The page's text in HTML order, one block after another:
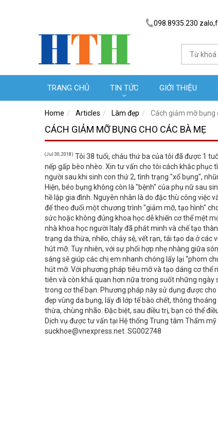
098.8935.230
TRANG CHỦ TIN TỨC GIỚI THIỆU
Home Articles Làm đẹp Cách giảm mỡ bụng
CÁCH GIẢM MỠ BỤNG CHO CÁC BÀ MẸ
(Jul 30, 2018) Tôi 38 tuổi, cháu thứ ba của tôi đã được 1
nếp gấp bèo nhèo. Xin tư vấn cho tôi cách khắc phục
người sau khi sinh con thứ 2, tình trạng "xổ bụng",
Hiện, béo bụng không còn là "bệnh" của phụ nữ sau
hề lập gia đình. Nguyên nhân là do đặc thù công việc
để theo đuổi một chương trình "giảm mỡ, tạo hình"
sức hoặc không đúng khoa học dễ khiến cơ thể mệt
nhà khoa học người Italy đã phát minh và chế tạo
trạng da thừa, nhẽo, chảy sệ, vết rạn, tái tạo da ở
hút mỡ. Tuy nhiên, với sự phối hợp nhẹ nhàng giữa
sáng sẽ giúp các chị em nhanh chóng lấy lại “phom
hút mỡ. Với phương pháp tiêu mỡ và tạo dáng cơ thể
tiên và còn khả quan hơn nữa trong suốt những
trong cơ thể bạn. Phương pháp này sử dụng được
đẹp vùng da bụng, lấy đi lớp tế bào chết, thông
thừa, chùng nhão. Đặc biệt, sau điều trị, bạn có thể
Dịch vụ được tư vấn tại Hệ thống Trung tâm Thẩm
suckhoe@vnexpress.net. SG002748